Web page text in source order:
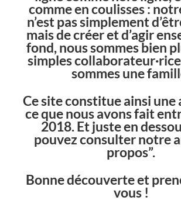
comme en coulisses :
n’est pas simplement
mais de créer et d’agir
fond, nous sommes bien
simples
sommes une
Ce site constitue ainsi une
ce que nous avons fait
2018. Et juste en
pouvez consulter notre
propos”.
Bonne découverte et
vous !